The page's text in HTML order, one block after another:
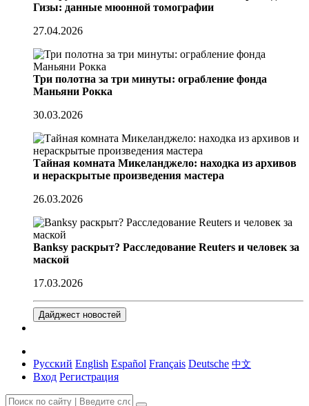
Гизы: данные мюонной томографии
27.04.2026
Три полотна за три минуты: ограбление фонда
Маньяни Рокка
30.03.2026
Тайная комната Микеланджело: находка из архивов
и нераскрытые произведения мастера
26.03.2026
Banksy раскрыт? Расследование Reuters и человек за
маской
17.03.2026
Дайджест новостей
Русский English Español Français Deutsche 中文
Вход Регистрация